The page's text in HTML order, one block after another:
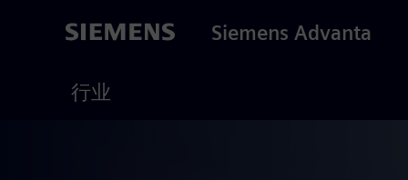
Siemens Advanta
行业